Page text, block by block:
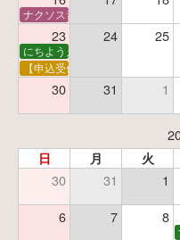
ナクソス音楽会 第5回 NHK交
23 24 25
にちようえほん
【申込受付中】ゆうべのこわ～
30 31 1
日 月 火
30 31 1
6 7 8